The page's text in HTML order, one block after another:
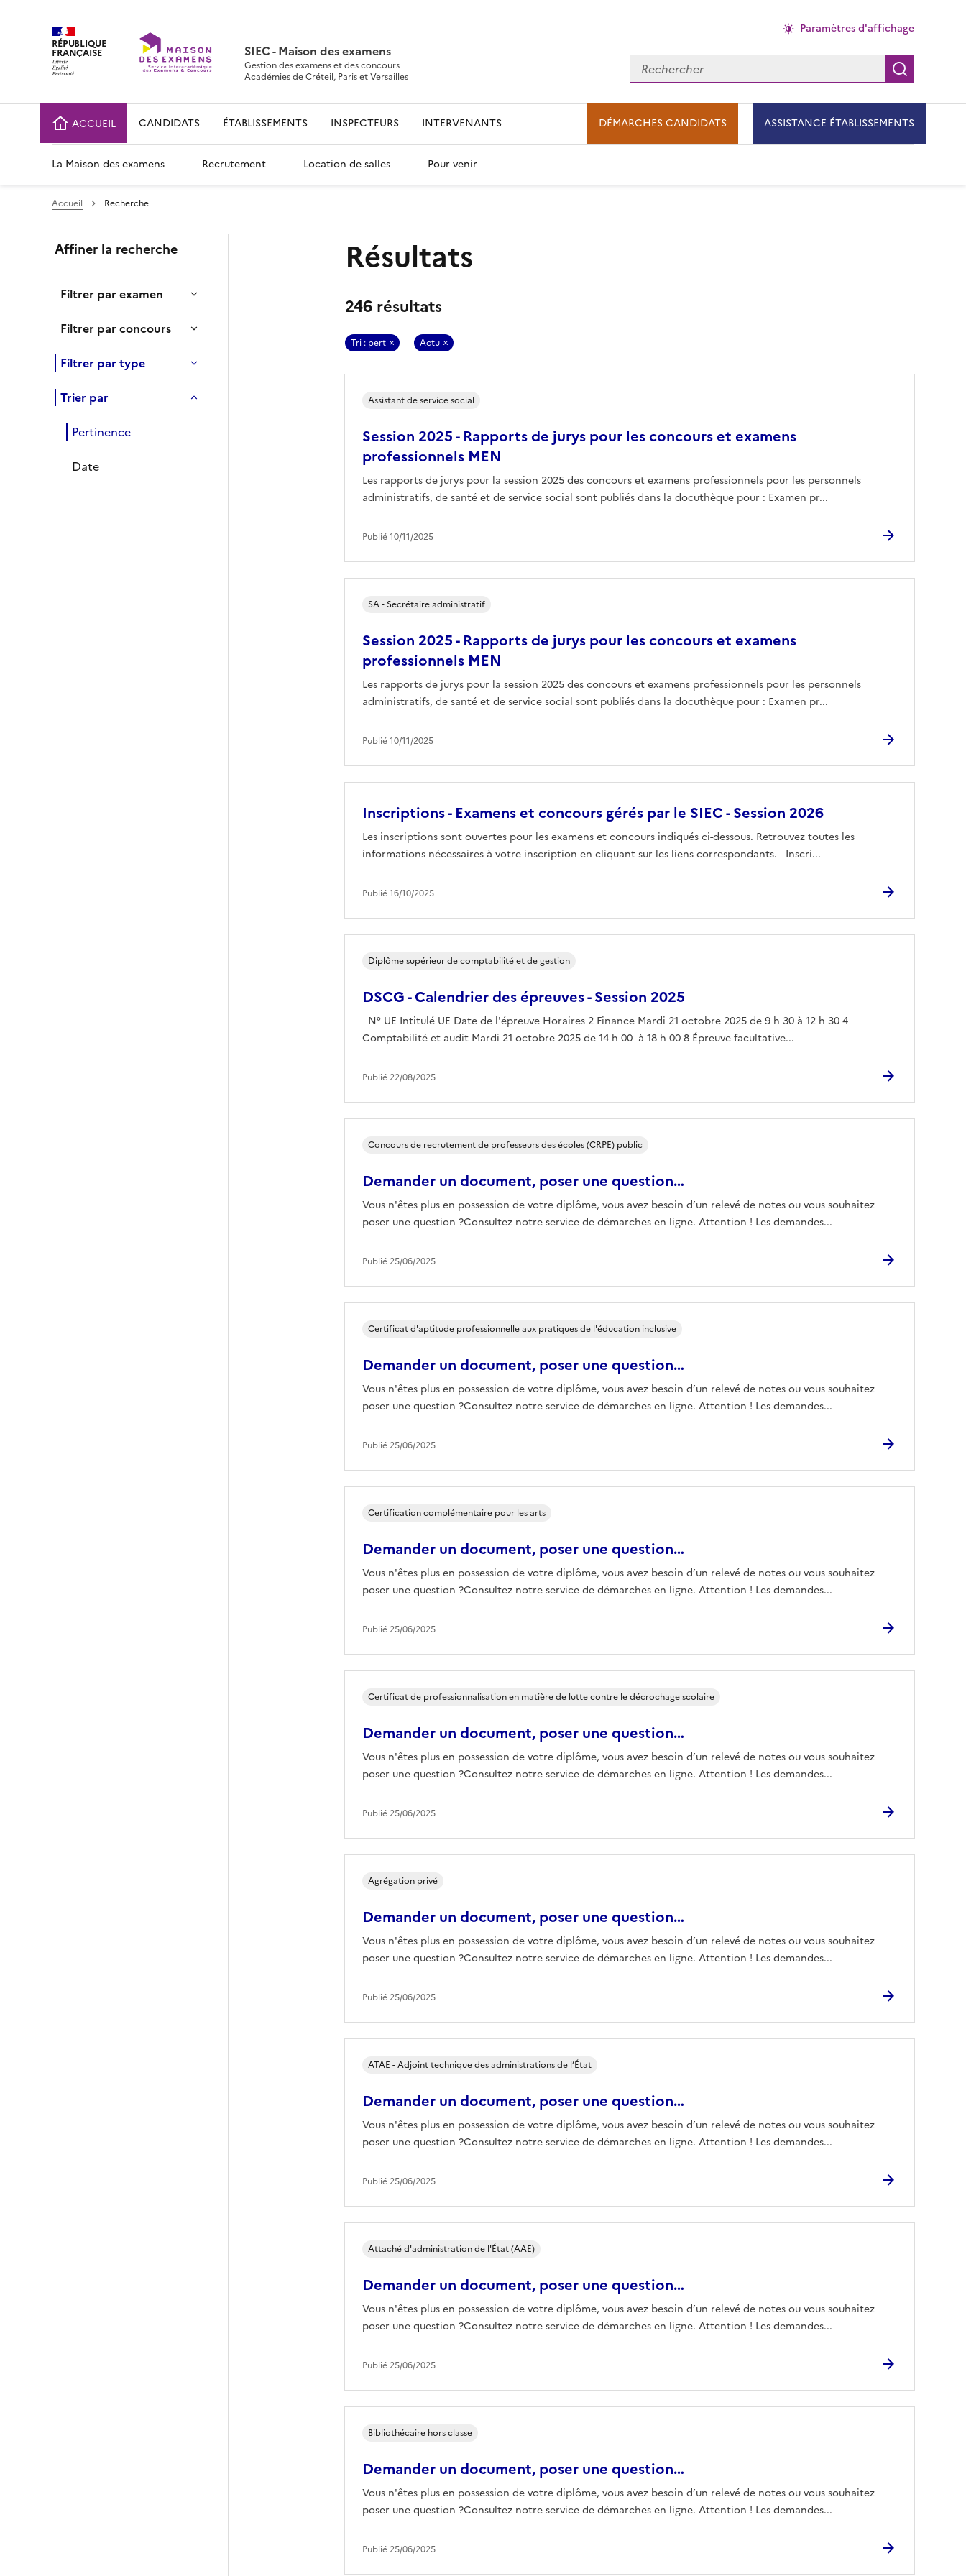
RÉPUBLIQUE
FRANÇAISE SIEC - Maison des examens
Gestion des examens et des concours
Académies de Créteil, Paris et Versailles
Paramètres d'affichage
Rechercher
ACCUEIL CANDIDATS ÉTABLISSEMENTS INSPECTEURS INTERVENANTS DÉMARCHES CANDIDATS ASSISTANCE ÉTABLISSEMENTS
La Maison des examens Recrutement Location de salles Pour venir
Accueil Recherche
Affiner la recherche
Filtrer par examen
Filtrer par concours
Filtrer par type
Trier par
Pertinence
Date
Résultats
246 résultats
Tri : pert Actu
Session 2025 - Rapports de jurys pour les concours et examens
professionnels MEN
Les rapports de jurys pour la session 2025 des concours et examens professionnels pour les personnels
administratifs, de santé et de service social sont publiés dans la docuthèque pour : Examen pr...
Assistant de service social
Publié 10/11/2025
Session 2025 - Rapports de jurys pour les concours et examens
professionnels MEN
Les rapports de jurys pour la session 2025 des concours et examens professionnels pour les personnels
administratifs, de santé et de service social sont publiés dans la docuthèque pour : Examen pr...
SA - Secrétaire administratif
Publié 10/11/2025
Inscriptions - Examens et concours gérés par le SIEC - Session 2026
Les inscriptions sont ouvertes pour les examens et concours indiqués ci-dessous. Retrouvez toutes les
informations nécessaires à votre inscription en cliquant sur les liens correspondants. Inscri...
Publié 16/10/2025
DSCG - Calendrier des épreuves - Session 2025
N° UE Intitulé UE Date de l'épreuve Horaires 2 Finance Mardi 21 octobre 2025 de 9 h 30 à 12 h 30 4
Comptabilité et audit Mardi 21 octobre 2025 de 14 h 00 à 18 h 00 8 Épreuve facultative...
Diplôme supérieur de comptabilité et de gestion
Publié 22/08/2025
Demander un document, poser une question…
Vous n'êtes plus en possession de votre diplôme, vous avez besoin d’un relevé de notes ou vous souhaitez
poser une question ?Consultez notre service de démarches en ligne. Attention ! Les demandes...
Concours de recrutement de professeurs des écoles (CRPE) public
Publié 25/06/2025
Demander un document, poser une question…
Vous n'êtes plus en possession de votre diplôme, vous avez besoin d’un relevé de notes ou vous souhaitez
poser une question ?Consultez notre service de démarches en ligne. Attention ! Les demandes...
Certificat d'aptitude professionnelle aux pratiques de l'éducation inclusive
Publié 25/06/2025
Demander un document, poser une question…
Vous n'êtes plus en possession de votre diplôme, vous avez besoin d’un relevé de notes ou vous souhaitez
poser une question ?Consultez notre service de démarches en ligne. Attention ! Les demandes...
Certification complémentaire pour les arts
Publié 25/06/2025
Demander un document, poser une question…
Vous n'êtes plus en possession de votre diplôme, vous avez besoin d’un relevé de notes ou vous souhaitez
poser une question ?Consultez notre service de démarches en ligne. Attention ! Les demandes...
Certificat de professionnalisation en matière de lutte contre le décrochage scolaire
Publié 25/06/2025
Demander un document, poser une question…
Vous n'êtes plus en possession de votre diplôme, vous avez besoin d’un relevé de notes ou vous souhaitez
poser une question ?Consultez notre service de démarches en ligne. Attention ! Les demandes...
Agrégation privé
Publié 25/06/2025
Demander un document, poser une question…
Vous n'êtes plus en possession de votre diplôme, vous avez besoin d’un relevé de notes ou vous souhaitez
poser une question ?Consultez notre service de démarches en ligne. Attention ! Les demandes...
ATAE - Adjoint technique des administrations de l’État
Publié 25/06/2025
Demander un document, poser une question…
Vous n'êtes plus en possession de votre diplôme, vous avez besoin d’un relevé de notes ou vous souhaitez
poser une question ?Consultez notre service de démarches en ligne. Attention ! Les demandes...
Attaché d'administration de l'État (AAE)
Publié 25/06/2025
Demander un document, poser une question…
Vous n'êtes plus en possession de votre diplôme, vous avez besoin d’un relevé de notes ou vous souhaitez
poser une question ?Consultez notre service de démarches en ligne. Attention ! Les demandes...
Bibliothécaire hors classe
Publié 25/06/2025